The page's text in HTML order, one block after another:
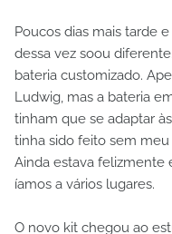
Poucos dias mais tarde
dessa vez soou
bateria customizado.
Ludwig, mas a bateria
tinham que se adaptar
tinha sido feito sem
Ainda estava felizmente
íamos a vários lugares.
O novo kit chegou ao